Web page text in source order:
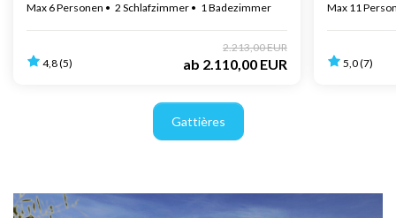
Max 6 Personen 2 Schlafzimmer 1 Badezimmer
4,8 (5)
2.213,00 EUR
ab 2.110,00 EUR
Max 11
5,0 (7)
Gattières